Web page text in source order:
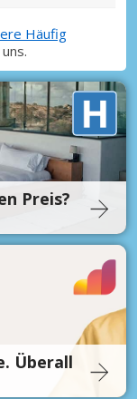
Häufig
uns.
Preis?
Überall